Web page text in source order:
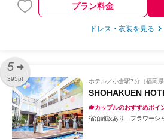
プラン料金
ドレス・衣装を見る
5
395pt ホテル 小倉駅7分（福岡県
SHOHAKUEN
カップルのおすすめポイ
宿泊施設あり
フラワーシ